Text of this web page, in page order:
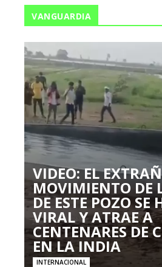
VANGUARDIA
VIDEO: EL
MOVIMIENTO DE
DE ESTE POZO SE
VIRAL Y ATRAE A
CENTENARES DE
EN LA INDIA
INTERNACIONAL